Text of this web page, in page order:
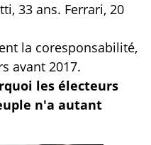
33 ans. Ferrari, 20
la coresponsabilité,
avant 2017.
les électeurs
n'a autant